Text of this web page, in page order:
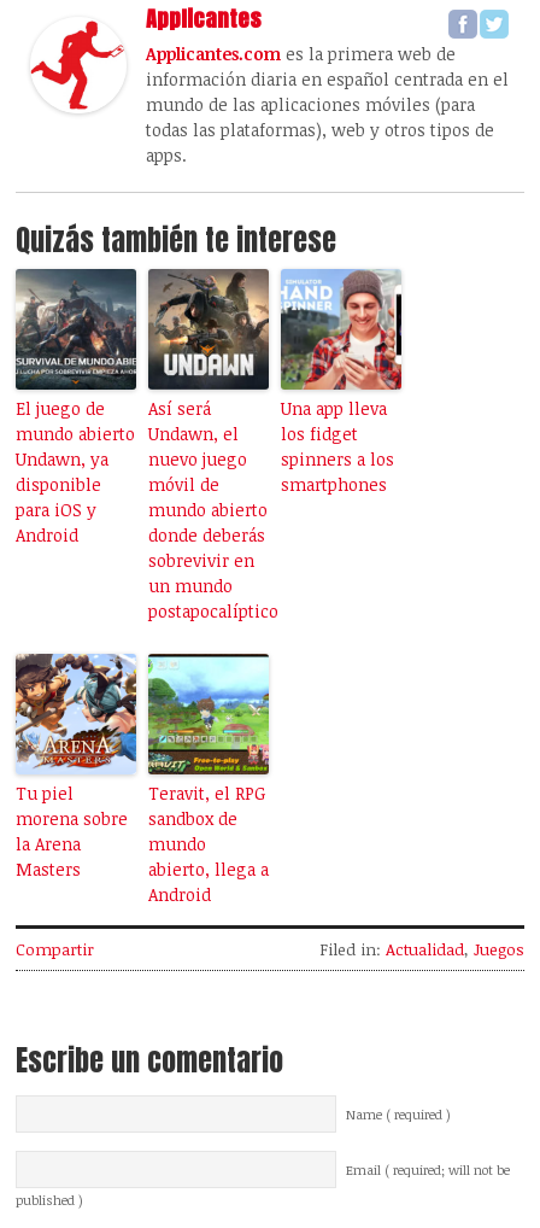
Applicantes
Applicantes.com es la primera web de
información diaria en español centrada en el
mundo de las aplicaciones móviles (para
todas las plataformas), web y otros tipos de
apps.
Quizás también te interese
El juego de
mundo abierto
Undawn, ya
disponible
para iOS y
Android
Así será
Undawn, el
nuevo juego
móvil de
mundo abierto
donde deberás
sobrevivir en
un mundo
postapocalíptico
Una app lleva
los fidget
spinners a los
smartphones
Tu piel
morena sobre
la Arena
Masters
Teravit, el RPG
sandbox de
mundo
abierto, llega a
Android
Compartir Filed in: Actualidad, Juegos
Escribe un comentario
Name ( required )
Email ( required; will not be
published )